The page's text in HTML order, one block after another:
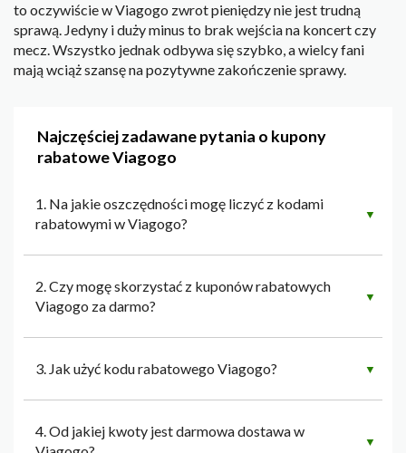
to oczywiście w Viagogo zwrot pieniędzy nie jest trudną
sprawą. Jedyny i duży minus to brak wejścia na koncert czy
mecz. Wszystko jednak odbywa się szybko, a wielcy fani
mają wciąż szansę na pozytywne zakończenie sprawy.
Najczęściej zadawane pytania o kupony
rabatowe Viagogo
1. Na jakie oszczędności mogę liczyć z kodami
rabatowymi w Viagogo?
▼
2. Czy mogę skorzystać z kuponów rabatowych
Viagogo za darmo?
▼
3. Jak użyć kodu rabatowego Viagogo? ▼
4. Od jakiej kwoty jest darmowa dostawa w
▼